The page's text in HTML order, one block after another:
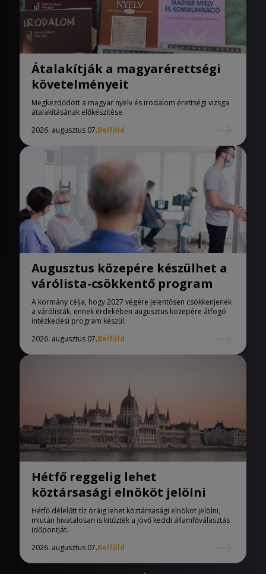
Átalakítják a magyarérettségi
követelményeit
Megkezdődött a magyar nyelv és irodalom érettségi vizsga
átalakításának előkészítése.
2026. augusztus 07.Belföld
Augusztus közepére készülhet a
várólista-csökkentő program
A kormány célja, hogy 2027 végére jelentősen csökkenjenek
a várólisták, ennek érdekében augusztus közepére átfogó
intézkedési program készül.
2026. augusztus 07.Belföld
Hétfő reggelig lehet
köztársasági elnököt jelölni
Hétfő délelőtt tíz óráig lehet köztársasági elnököt jelölni,
miután hivatalosan is kitűzték a jövő keddi államfőválasztás
időpontját.
2026. augusztus 07.Belföld